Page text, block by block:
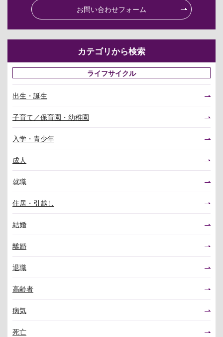
お問い合わせフォーム
カテゴリから検索
ライフサイクル
出生・誕生
子育て／保育園・幼稚園
入学・青少年
成人
就職
住居・引越し
結婚
離婚
退職
高齢者
病気
死亡